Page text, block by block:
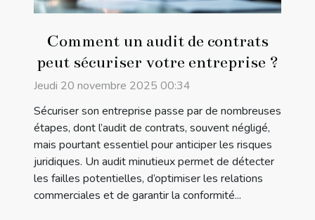
Comment un audit de contrats
peut sécuriser votre entreprise ?
Jeudi 20 novembre 2025 00:34
Sécuriser son entreprise passe par de nombreuses
étapes, dont l’audit de contrats, souvent négligé,
mais pourtant essentiel pour anticiper les risques
juridiques. Un audit minutieux permet de détecter
les failles potentielles, d’optimiser les relations
commerciales et de garantir la conformité...